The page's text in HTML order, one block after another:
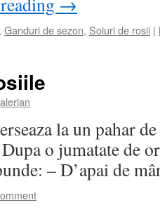
, Ganduri de sezon, Soiuri de rosii |
la un pahar
o jumatate de
– D’apai de